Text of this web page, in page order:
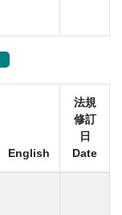
English
法規
修訂
日
Date